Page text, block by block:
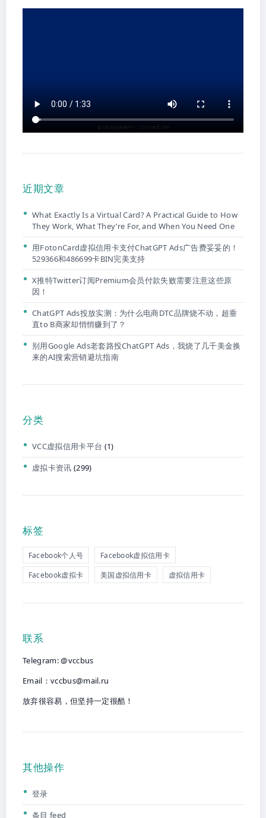
近期文章
What Exactly Is a Virtual Card? A Practical Guide to How
They Work, What They’re For, and When You Need One
用FotonCard虚拟信用卡支付ChatGPT Ads广告费妥妥的！
529366和486699卡BIN完美支持
X推特Twitter订阅Premium会员付款失败需要注意这些原
因！
ChatGPT Ads投放实测：为什么电商DTC品牌烧不动，超垂
直to B商家却悄悄赚到了？
别用Google Ads老套路投ChatGPT Ads，我烧了几千美金换
来的AI搜索营销避坑指南
分类
VCC虚拟信用卡平台 (1)
虚拟卡资讯 (299)
标签
Facebook个人号
Facebook虚拟信用卡
Facebook虚拟卡
美国虚拟信用卡 虚拟信用卡
联系
Telegram: @vccbus
Email： vccbus@mail.ru
放弃很容易，但坚持一定很酷！
其他操作
登录
条目 feed